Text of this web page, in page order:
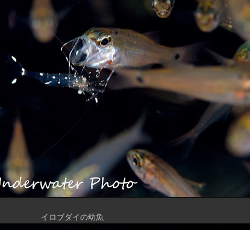
イロブダイの幼魚